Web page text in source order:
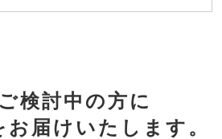
検討中の方に
届けいたします。